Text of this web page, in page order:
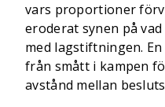
vars proportioner
eroderat synen på
med lagstiftningen.
från smått i kampen
avstånd mellan